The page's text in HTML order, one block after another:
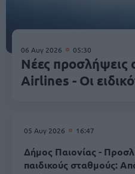
06 Αυγ 2026 05:30
Νέες προσλήψεις
Airlines - Οι
05 Αυγ 2026 16:47
Δήμος Παιονίας -
παιδικούς σταθμούς: